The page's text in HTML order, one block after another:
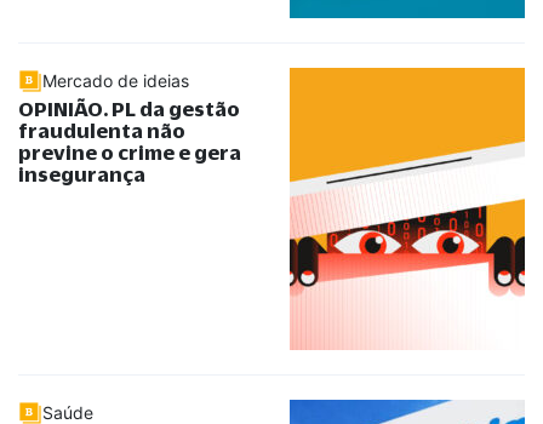
Mercado de ideias
OPINIÃO. PL da gestão
fraudulenta não
previne o crime e gera
insegurança
Saúde